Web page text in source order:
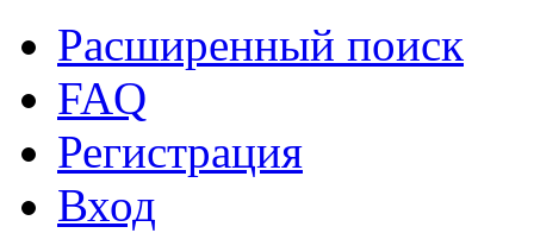
Расширенный поиск
FAQ
Регистрация
Вход